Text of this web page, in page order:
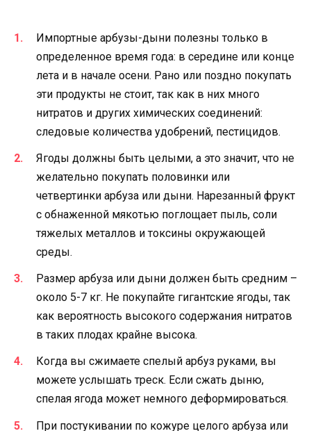
Импортные арбузы-дыни полезны только в
определенное время года: в середине или конце
лета и в начале осени. Рано или поздно покупать
эти продукты не стоит, так как в них много
нитратов и других химических соединений:
следовые количества удобрений, пестицидов.
Ягоды должны быть целыми, а это значит, что не
желательно покупать половинки или
четвертинки арбуза или дыни. Нарезанный фрукт
с обнаженной мякотью поглощает пыль, соли
тяжелых металлов и токсины окружающей
среды.
Размер арбуза или дыни должен быть средним –
около 5-7 кг. Не покупайте гигантские ягоды, так
как вероятность высокого содержания нитратов
в таких плодах крайне высока.
Когда вы сжимаете спелый арбуз руками, вы
можете услышать треск. Если сжать дыню,
спелая ягода может немного деформироваться.
При постукивании по кожуре целого арбуза или